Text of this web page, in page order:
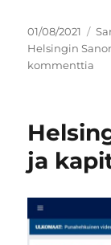
Julkaistu
01/08/2021
Helsingin
kommenttia
ja